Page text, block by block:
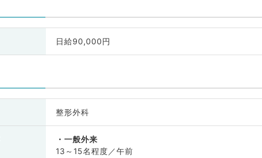
日給90,000円
整形外科
一般外来
13～15名程度／午前